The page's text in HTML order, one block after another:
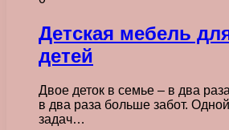
Детская мебель
детей
Двое деток в семье – в два
в два раза больше забот.
задач…